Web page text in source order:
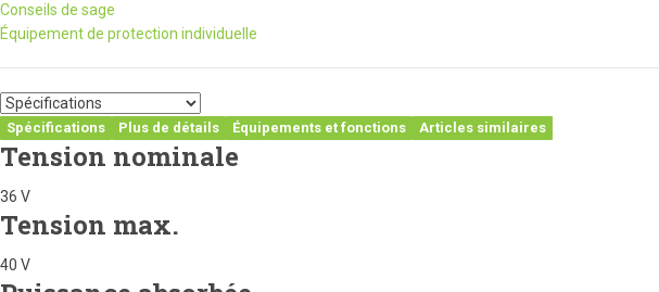
Conseils de sage
Équipement de protection individuelle
Spécifications Plus de détails Équipements et fonctions Articles similaires
Tension nominale
36 V
Tension max.
40 V